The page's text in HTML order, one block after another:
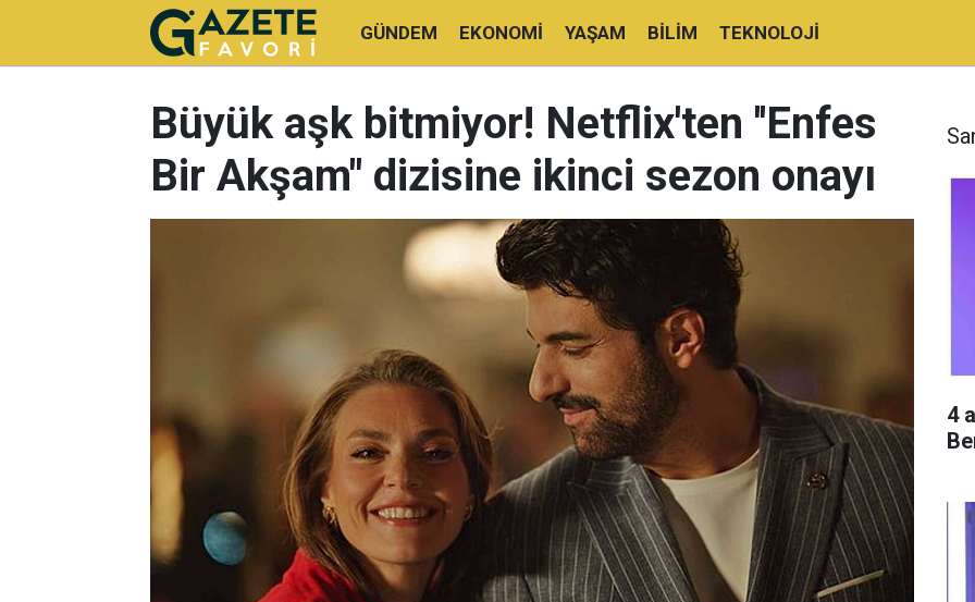
GÜNDEM EKONOMI YAŞAM BILIM TEKNOLOJI
Büyük aşk bitmiyor! Netflix'ten ''Enfes
Bir Akşam" dizisine ikinci sezon onayı
4